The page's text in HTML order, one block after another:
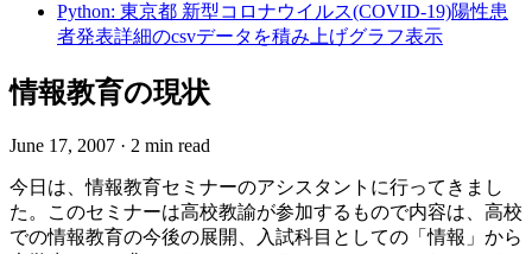
Python: 東京都 新型コロナウイルス(COVID-19)陽性患
者発表詳細のcsvデータを積み上げグラフ表示
情報教育の現状
June 17, 2007 · 2 min read
今日は、情報教育セミナーのアシスタントに行ってきまし
た。このセミナーは高校教諭が参加するもので内容は、高校
での情報教育の今後の展開、入試科目としての「情報」から